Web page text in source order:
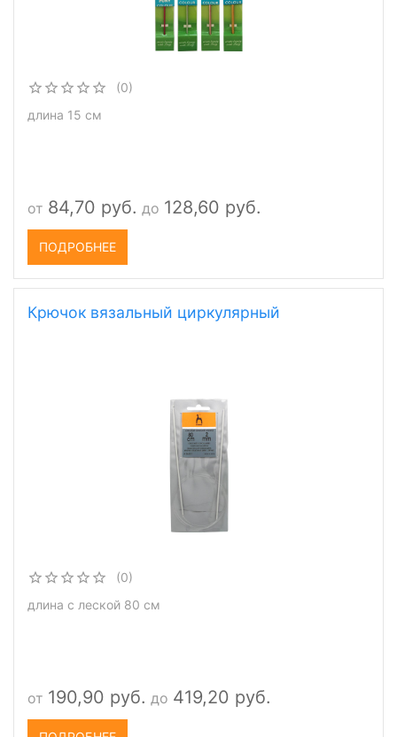
(0)
длина 15 см
от 84,70 руб. до 128,60 руб.
ПОДРОБНЕЕ
Крючок вязальный циркулярный
(0)
длина с леской 80 см
от 190,90 руб. до 419,20 руб.